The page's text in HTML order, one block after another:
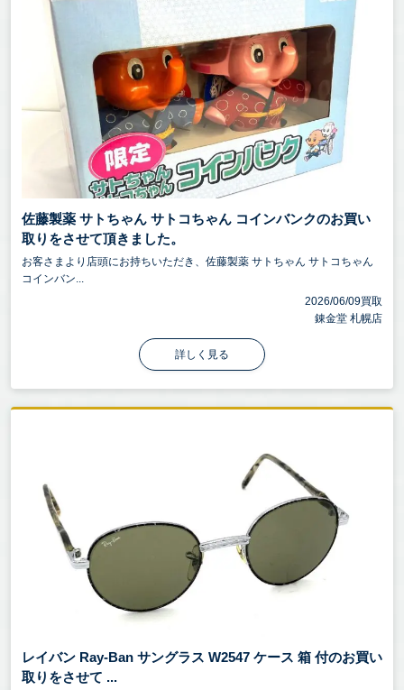
佐藤製薬 サトちゃん サトコちゃん コインバンクのお買い
取りをさせて頂きました。
お客さまより店頭にお持ちいただき、佐藤製薬 サトちゃん サトコちゃん
コインバン...
2026/06/09買取
錬金堂 札幌店
詳しく見る
レイバン Ray-Ban サングラス W2547 ケース 箱 付のお買い
取りをさせて ...